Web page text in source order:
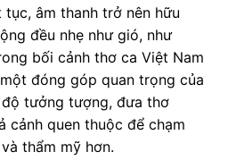
âm thanh trở nên hữu
đều nhẹ như gió, như
bối cảnh thơ ca Việt Nam
đóng góp quan trọng của
tưởng tượng, đưa thơ
cảnh quen thuộc để chạm
thẩm mỹ hơn.